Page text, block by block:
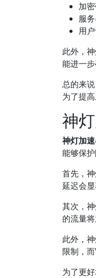
加
服
用
此外，
能进一
总的来
为了提
神
神灯加
能够保
首先，
延迟会
其次，
的流量
此外，
限制，
为了更